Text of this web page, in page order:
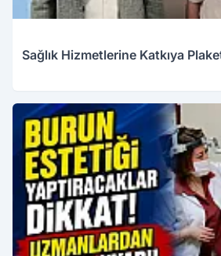
Sağlık Hizmetlerine Katkıya